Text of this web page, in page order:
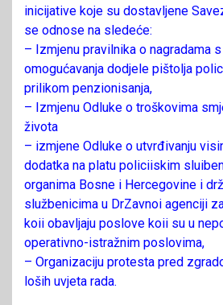
inicijative koje su dostavljene
se odnose na sledeće:
– Izmjenu pravilnika o nagradama
omogućavanja dodjele pištolja
prilikom penzionisanja,
– Izmjenu Odluke o troškovima
života
– izmjene Odluke o utvrđivanju
dodatka na platu policiiskim
organima Bosne i Hercegovine i
službenicima u DrZavnoi agenciji
koii obavljaju poslove koii su u
operativno-istražnim poslovima,
– Organizaciju protesta pred
loših uvjeta rada.